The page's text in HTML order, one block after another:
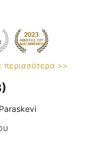
περισσότερα >>